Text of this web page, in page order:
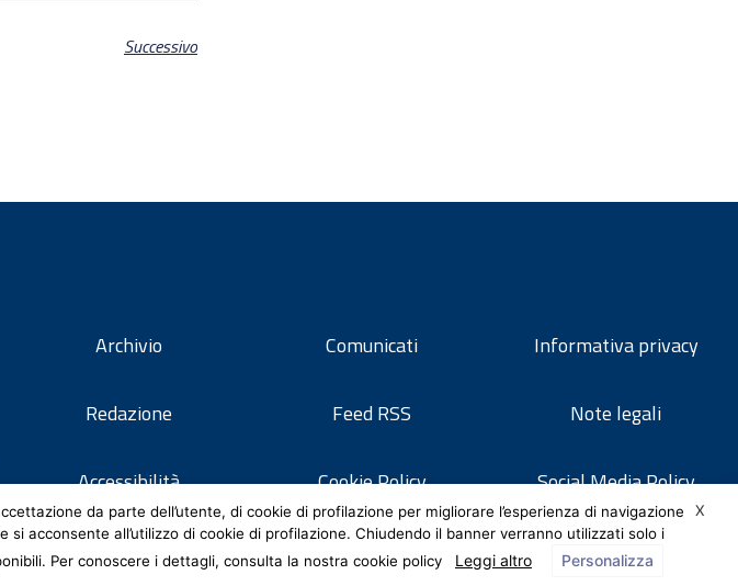
Successivo
Archivio
Redazione
Accessibilità
Comunicati
Feed RSS
Cookie Policy
Informativa privacy
Note legali
Social Media Policy
X
da parte dell’utente, di cookie di profilazione per migliorare l’esperienza di navigazione
acconsente all’utilizzo di cookie di profilazione. Chiudendo il banner verranno utilizzati solo i
Per conoscere i dettagli, consulta la nostra cookie policy
Leggi altro Personalizza